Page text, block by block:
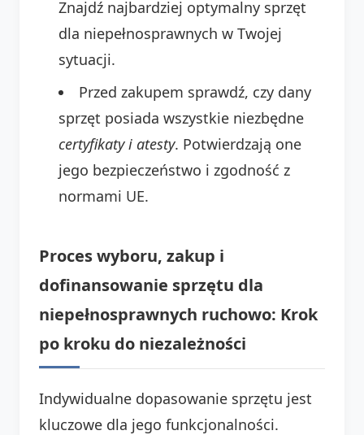
Znajdź najbardziej optymalny sprzęt
dla niepełnosprawnych w Twojej
sytuacji.
Przed zakupem sprawdź, czy dany
sprzęt posiada wszystkie niezbędne
certyfikaty i atesty. Potwierdzają one
jego bezpieczeństwo i zgodność z
normami UE.
Proces wyboru, zakup i
dofinansowanie sprzętu dla
niepełnosprawnych ruchowo: Krok
po kroku do niezależności
Indywidualne dopasowanie sprzętu jest
kluczowe dla jego funkcjonalności.